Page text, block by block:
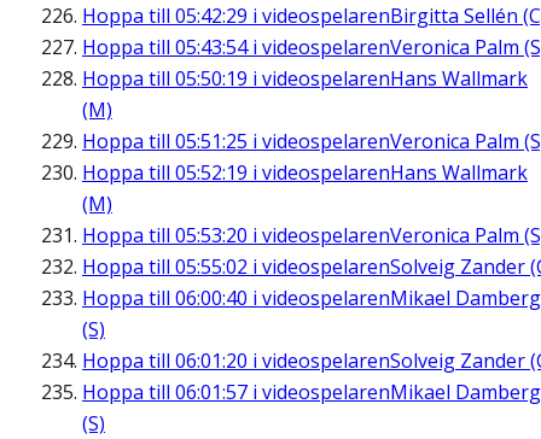
Hoppa till 05:42:29 i videospelarenBirgitta Sellén
Hoppa till 05:43:54i videospelarenVeronica Palm
Hoppa till 05:50:19 i videospelarenHans Wallmark
(M)
Hoppa till 05:51:25 i videospelarenVeronica Palm
Hoppa till 05:52:19 i videospelarenHans Wallmark
(M)
Hoppa till 05:53:20 i videospelarenVeronica Palm
Hoppa till 05:55:02 i videospelarenSolveig Zander
Hoppa till 06:00:40 i videospelarenMikael Damberg
(S)
Hoppa till 06:01:20 i videospelarenSolveig Zander
Hoppa till 06:01:57 i videospelarenMikael Damberg
(S)